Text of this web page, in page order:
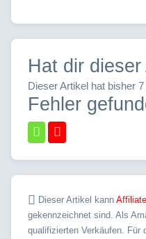
Hat dir
Dieser Artikel hat bisher
Fehler
Dieser Artikel kann
gekennzeichnet sind. Als
qualifizierten Verkäufen. Für